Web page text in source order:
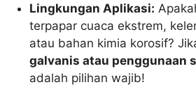
Lingkungan Aplikasi:
terpapar cuaca ekstrem,
atau bahan kimia korosif?
galvanis atau penggunaan
adalah pilihan wajib!